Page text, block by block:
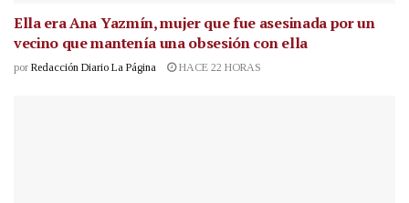
Ella era Ana Yazmín, mujer que fue asesinada por un
vecino que mantenía una obsesión con ella
por Redacción Diario La Página HACE 22 HORAS